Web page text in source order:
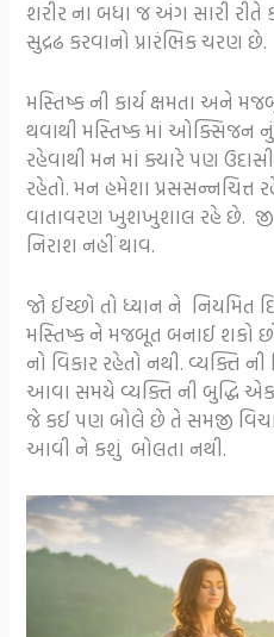
શરીર ના બધા જ અંગ સારી
સુદ્રઢ કરવાનો પ્રારંભિક ચરણ છે.
મસ્તિષ્ક ની કાર્ય ક્ષમતા અને
થવાથી મસ્તિષ્ક માં ઓક્સિજન નું
રહેવાથી મન માં ક્યારે પણ
રહેતો. મન હમેશા
વાતાવરણ ખુશખુશાલ રહે છે.
નિરાશ નહીં થાવ.
જો ઈચ્છો તો ધ્યાન ને નિયમિત
મસ્તિષ્ક ને મજબૂત બનાઈ શકો
નો વિકાર રહેતો નથી. વ્યક્તિ
આવા સમયે વ્યક્તિ ની બુદ્ધિ
જે કઈ પણ બોલે છે તે સમજી
આવી ને કશું બોલતા નથી.